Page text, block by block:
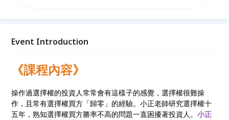
師研究出在每週三結算前約1小時，若出現某種現象，
夠輕鬆的參與結算行情。
Event Introduction
《課程內容》
操作過選擇權的投資人常常會有這樣子的感覺，選擇權很難操
作，且常有選擇權買方「歸零」的經驗。小正老師研究選擇權十
五年，熟知選擇權買方勝率不高的問題一直困擾著投資人。小正